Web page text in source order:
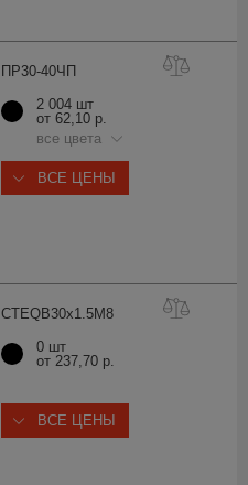
ПР30-40ЧП
2 004 шт
от 62,10 р.
все цвета
ВСЕ ЦЕНЫ
CTEQB30x1.5M8
0 шт
от 237,70 р.
ВСЕ ЦЕНЫ